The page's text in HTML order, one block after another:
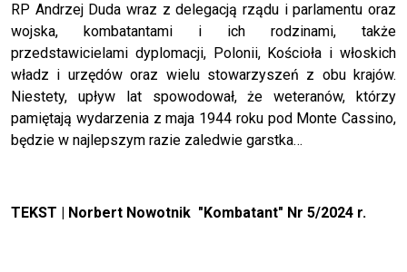
RP Andrzej Duda wraz z delegacją rządu i parlamentu oraz
wojska, kombatantami i ich rodzinami, także
przedstawicielami dyplomacji, Polonii, Kościoła i włoskich
władz i urzędów oraz wielu stowarzyszeń z obu krajów.
Niestety, upływ lat spowodował, że weteranów, którzy
pamiętają wydarzenia z maja 1944 roku pod Monte Cassino,
będzie w najlepszym razie zaledwie garstka…
TEKST | Norbert Nowotnik "Kombatant" Nr 5/2024 r.